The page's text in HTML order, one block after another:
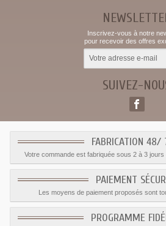
Inscrivez-vous à notre
pour recevoir des offres
SUIVEZ-
FABRICATION 48/
Votre commande est fabriquée sous 2 à 3
PAIEMENT
Les moyens de paiement proposés sont
PROGRAMME